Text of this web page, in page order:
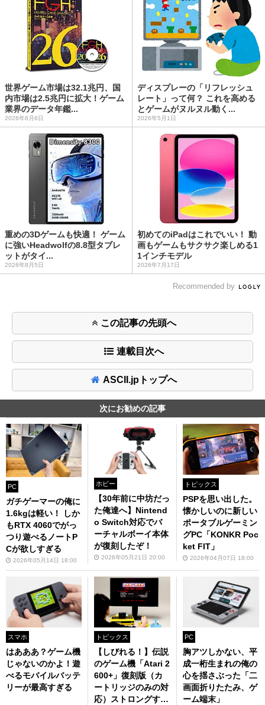
世界ゲーム市場は32.1兆円、国
内市場は2.5兆円に拡大！ゲーム
業界のデータ年鑑...
2026年8月6日
ディスプレーの「リフレッシュ
レート」って何？ これを高める
とゲームがヌルヌル動く...
2026年5月1日
重めの3Dゲームも快適！ ゲーム
に強いHeadwolfの8.8型タブレ
ットがタイ...
2026年8月5日
初めてのiPadはこれでいい！ 動
画もゲームもサクサク楽しめる1
1インチモデル
2026年7月17日
Recommended by
この記事の先頭へ
連載目次へ
ASCII.jpトップへ
次にお勧めの記事
PC
ガチゲーマーの俺に
1.6kgは軽い！ しか
もRTX 4060でがっ
つり遊べるノートP
Cが欲しすぎる
2026年05月14日 18:00
ホビー
【30年前に中坊だっ
た俺達へ】Nintend
o Switch対応でバ
ーチャルボーイ本体
が復刻したぞ！
2026年05月21日 20:00
トピックス
PSPを思い出した。
懐かしいのに新しい
ポータブルゲーミン
グPC「KONKR Poc
ket FIT」
2026年04月07日 18:00
スマホ
はあああ？ゲーム機
じゃないのかよ！遊
べるモバイルバッテ
リーが最高すぎる
トピックス
【しびれる！】伝説
のゲーム機「Atari 2
600+」復刻版（カ
ートリッジのみの対
応）ストロングすぎ
PC
胸アツしかない、平
成一桁生まれの俺の
心を揺さぶった「二
画面折りたたみ、ゲ
ーム端末」